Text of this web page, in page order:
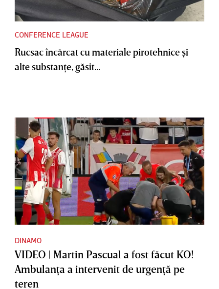
CONFERENCE LEAGUE
Rucsac încărcat cu materiale pirotehnice şi
alte substanţe, găsit...
DINAMO
VIDEO | Martin Pascual a fost făcut KO!
Ambulanţa a intervenit de urgenţă pe
teren